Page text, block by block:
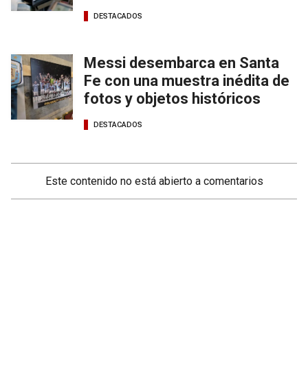
DESTACADOS
Messi desembarca en Santa
Fe con una muestra inédita de
fotos y objetos históricos
DESTACADOS
Este contenido no está abierto a comentarios